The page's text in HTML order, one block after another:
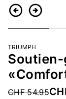
Retour
TRIUMPH
Soutien-
Price reduced
CHF 54.95